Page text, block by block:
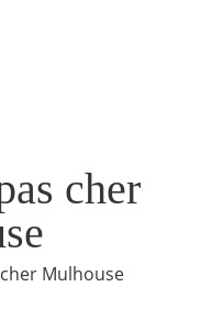
cher
Mulhouse